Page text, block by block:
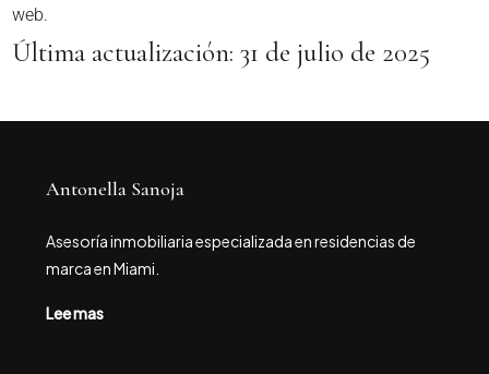
web.
Última actualización: 31 de julio de 2025
Antonella Sanoja
Asesoría inmobiliaria especializada en residencias de
marca en Miami.
Lee mas